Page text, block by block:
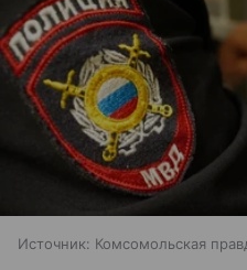
Источник: Комсомольская